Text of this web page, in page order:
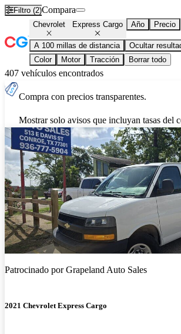
Filtro (2)Compara
Chevrolet Express Cargo Año Precio
A 100 millas de distancia Ocultar
Color
Motor Tracción Borrar todo
407 vehículos encontrados
Compra con precios transparentes.
Mostrar solo avisos que incluyan tasas del
Patrocinado porGrapeland Auto Sales
2021 Chevrolet Express Cargo